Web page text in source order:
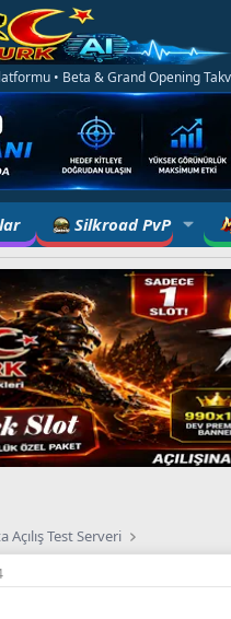
• Beta & Grand Opening
Silkroad PvP
Açılış Test Serveri